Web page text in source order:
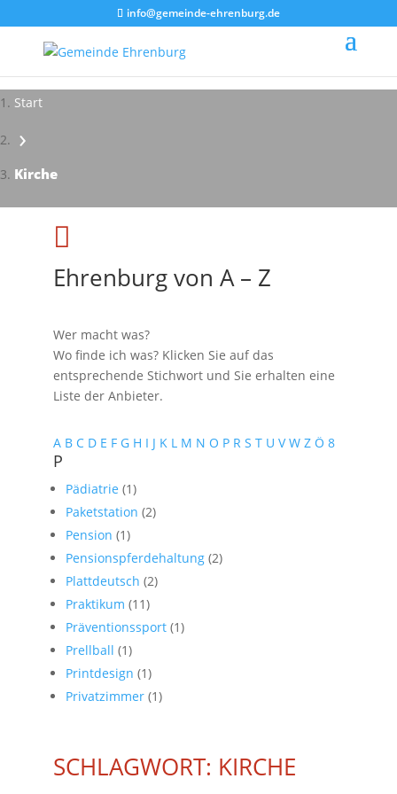
info@gemeinde-ehrenburg.de
Start
›
Kirche
Impressionen - Mareike Kranz

Ehrenburg von A – Z
Wer macht was?
Wo finde ich was? Klicken Sie auf das
entsprechende Stichwort und Sie erhalten eine
Liste der Anbieter.
A B C D E F G H I J K L M N O P R S T U V W Z Ö 8
P
Pädiatrie (1)
Paketstation (2)
Pension (1)
Pensionspferdehaltung (2)
Plattdeutsch (2)
Praktikum (11)
Präventionssport (1)
Prellball (1)
Printdesign (1)
Privatzimmer (1)
SCHLAGWORT: KIRCHE